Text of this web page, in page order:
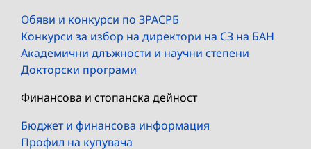
Обяви и конкурси по ЗРАСРБ
Конкурси за избор на директори на СЗ на БАН
Академични длъжности и научни степени
Докторски програми
Финансова и стопанска дейност
Бюджет и финансова информация
Профил на купувача